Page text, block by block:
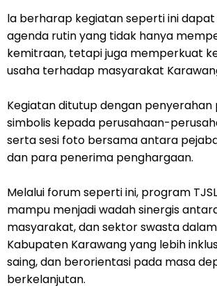
la berharap kegiatan seperti ini
agenda rutin yang tidak hanya
kemitraan, tetapi juga memperkuat
usaha terhadap masyarakat
Kegiatan ditutup dengan
simbolis kepada perusahaan-
serta sesi foto bersama antara
dan para penerima penghargaan.
Melalui forum seperti ini, program
mampu menjadi wadah sinergis
masyarakat, dan sektor swasta
Kabupaten Karawang yang lebih
saing, dan berorientasi pada masa
berkelanjutan.